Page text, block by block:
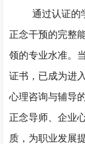
通过认证的
正念干预的完整
领的专业水准。
证书，已成为进
心理咨询与辅导
正念导师、企业
质，为职业发展